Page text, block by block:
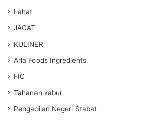
Lahat
JAGAT
KULINER
Arla Foods Ingredients
FIC
Tahanan kabur
Pengadilan Negeri Stabat